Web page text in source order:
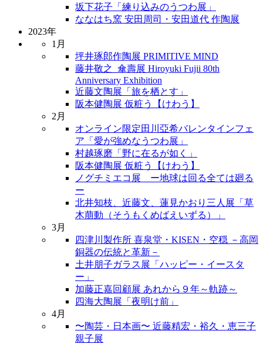
坂下花子「練り込みのうつわ展」
ななはち窯 安田周司・安田道代 作陶展
2023年
1月
坪井琢郎作陶展 PRIMITIVE MIND
藤井敬之_傘壽展 Hiroyuki Fujii 80th
Anniversary Exhibition
近藤文陶展「旅を栖とす」
阪本健陶展 仮粧う【けわう】
2月
オンライン限定田川亞希バレンタインフェ
ア「愛が強めなうつわ展」
村越琢磨「野に在るが如く」
阪本健陶展 仮粧う【けわう】
ノグチミエコ展 ー地球は回る全ては廻る
ー
北井知枝、近藤文、蓮見かおり三人展「草
木萠動（そうもくめばえいずる）」
3月
四津川製作所 喜泉堂・KISEN・空穏 －高岡
銅器の伝統と革新－
土井朋子ガラス展「ハッピー・イースタ
ー」
加藤正嘉回顧展 あれから９年～軌跡～
四海大陶展「夜明け前」
4月
〜陶芸・日本画〜 近藤精宏・裕久・恵三子
親子展